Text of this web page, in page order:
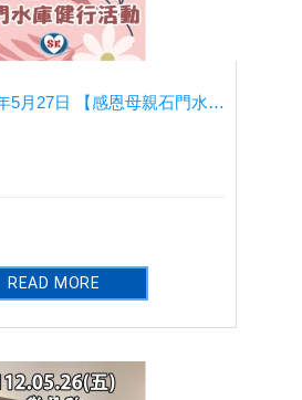
112年5月27日 【感恩母親石門水庫健行活動】 - 健行社
READ MORE